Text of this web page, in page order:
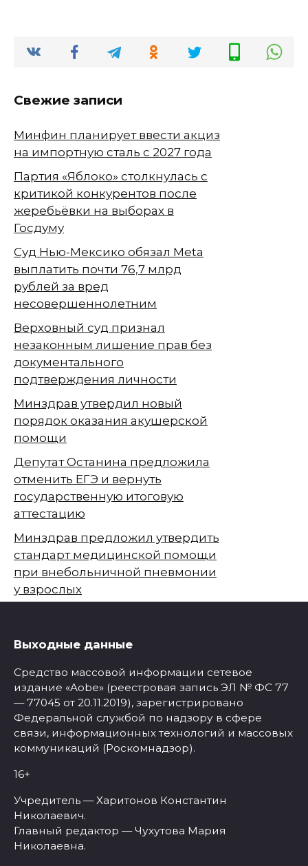
Свежие записи
Минфин планирует ввести акциз
на импортную сталь с 2027 года
Партия «Яблоко» столкнулась с
критикой конкурентов после
жеребьёвки на выборах в
Госдуму
Суд Нью-Мексико обязал Meta
выплатить почти 76,7 млрд
рублей за вред
несовершеннолетним
Верховный суд признал
незаконным лишение прав без
документального
подтверждения личности
Минздрав утвердил новый
порядок оказания акушерской
помощи
Депутат Останина предложила
отменить ЕГЭ и вернуть
государственную итоговую
аттестацию
Минздрав предложил утвердить
стандарт медицинской помощи
при внебольничной пневмонии
у взрослых
Выходные данные
Средство массовой информации сетевое
издание «Aobe» (реестровая запись ЭЛ № ФС 77
— 77045 от 20.11.2019), зарегистрировано
Федеральной службой по надзору в сфере
связи, информационных технологий и массовых
коммуникаций (Роскомнадзор).
16+
Учредитель — Харитонов Константин
Николаевич.
Главный редактор — Чухутова Мария
Николаевна.